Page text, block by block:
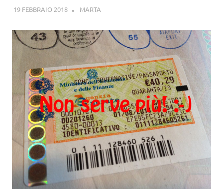
19 FEBBRAIO 2018 MARTA